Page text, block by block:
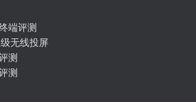
端评测
无线投屏
测
测